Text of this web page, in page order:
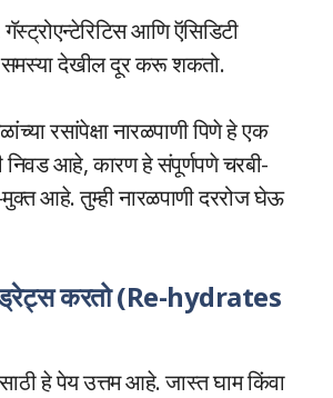
आणि ऍसिडिटी
समस्या देखील दूर करू शकतो.
रसांपेक्षा नारळपाणी पिणे हे एक
निवड आहे, कारण हे संपूर्णपणे चरबी-
आहे. तुम्ही नारळपाणी दररोज घेऊ
करतो (Re-hydrates
हे पेय उत्तम आहे. जास्त घाम किंवा